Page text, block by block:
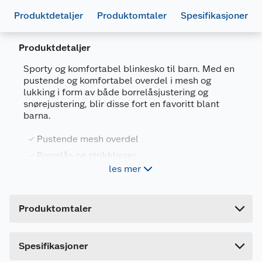
Produktdetaljer Produktomtaler Spesifikasjoner
Produktdetaljer
Sporty og komfortabel blinkesko til barn. Med en
pustende og komfortabel overdel i mesh og
lukking i form av både borrelåsjustering og
snørejustering, blir disse fort en favoritt blant
barna.
Pustende mesh overdel
Borrelås og strikklisser
Mellomsåle i EVA gir god demping
snøring sikrer at skoene sitter ekstra godt på
les mer
Produktomtaler
Spesifikasjoner
Artikkelnummer
7025180764866
Leverandørens artikkelnummer
19796 V
Størrelse
Farge